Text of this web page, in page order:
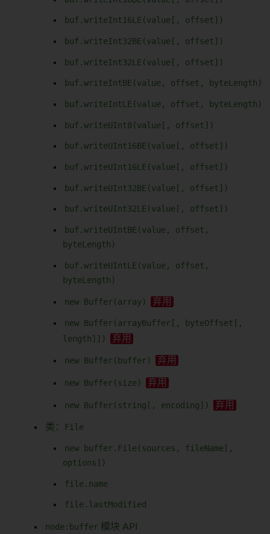
buf.writeInt16LE(value[, offset])
buf.writeInt32BE(value[, offset])
buf.writeInt32LE(value[, offset])
buf.writeIntBE(value, offset, byteLength)
buf.writeIntLE(value, offset, byteLength)
buf.writeUInt8(value[, offset])
buf.writeUInt16BE(value[, offset])
buf.writeUInt16LE(value[, offset])
buf.writeUInt32BE(value[, offset])
buf.writeUInt32LE(value[, offset])
buf.writeUIntBE(value, offset,
byteLength)
buf.writeUIntLE(value, offset,
byteLength)
new Buffer(array)
new Buffer(arrayBuffer[, byteOffset[,
length]])
new Buffer(buffer)
new Buffer(size)
new Buffer(string[, encoding])
类： File
new buffer.File(sources, fileName[,
options])
file.name
file.lastModified
node:buffer 模块 API